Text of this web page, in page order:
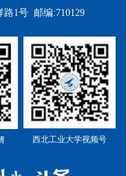
1号 邮编:710129
西北工业大学视频号